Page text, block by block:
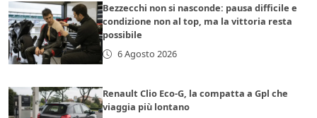
Bezzecchi non si nasconde: pausa difficile e
condizione non al top, ma la vittoria resta
possibile
6 Agosto 2026
Renault Clio Eco-G, la compatta a Gpl che
viaggia più lontano